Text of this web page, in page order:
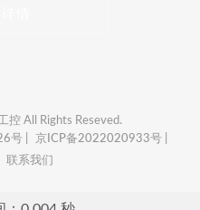
All Rights Reseved.
号 |
京ICP备2022020933号 |
联系我们